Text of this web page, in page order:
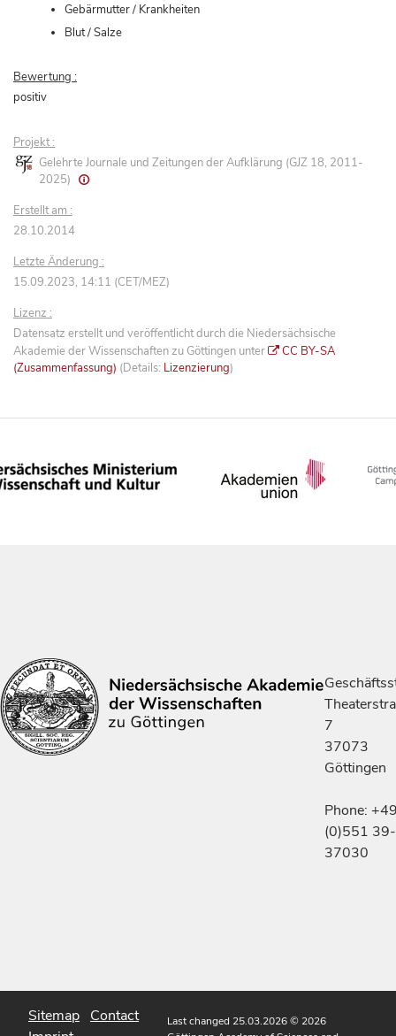
Gebärmutter / Krankheiten
Blut / Salze
Bewertung :
positiv
Projekt :
Gelehrte Journale und Zeitungen der Aufklärung (GJZ 18, 2011-
2025)
Erstellt am :
28.10.2014
Letzte Änderung :
15.09.2023, 14:11 (CET/MEZ)
Lizenz :
Datensatz erstellt und veröffentlicht durch die Niedersächsische
Akademie der Wissenschaften zu Göttingen unter
CC BY-SA
(Zusammenfassung) (Details: Lizenzierung)
7
37073
Göttingen
Phone:
(0)551 39-
37030
Sitemap Contact
Last changed 25.03.2026© 2026